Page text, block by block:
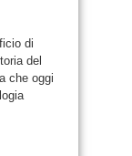
di
del
che oggi